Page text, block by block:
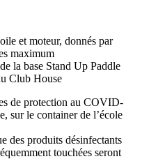
et moteur, donnés par
maximum
la base Stand Up Paddle
Club House
de protection au COVID-
sur le container de l’école
des produits désinfectants
touchées seront